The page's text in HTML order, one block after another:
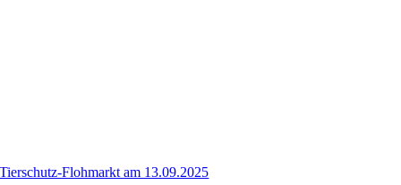
Tierschutz-Flohmarkt am 13.09.2025